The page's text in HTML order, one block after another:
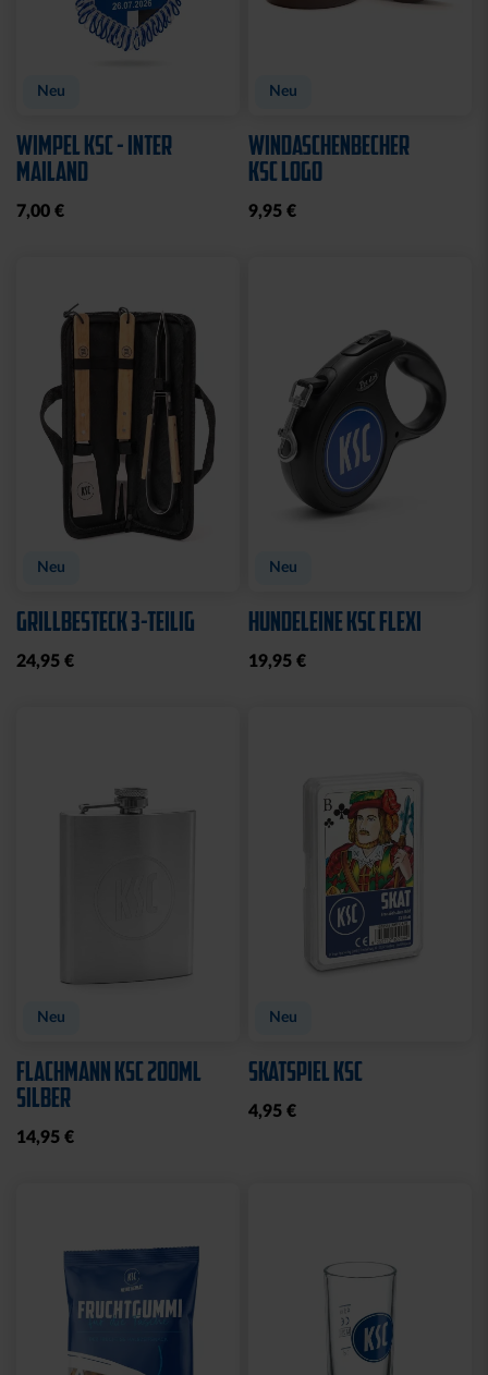
Neu
WIMPEL KSC - INTER
MAILAND
7,00 €
Neu
WINDASCHENBECHER
KSC LOGO
9,95 €
Neu
GRILLBESTECK 3-TEILIG
24,95 €
Neu
HUNDELEINE KSC FLEXI
19,95 €
Neu
FLACHMANN KSC 200ML
SILBER
14,95 €
Neu
SKATSPIEL KSC
4,95 €